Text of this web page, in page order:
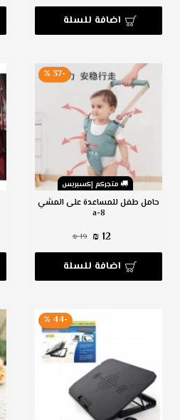
اضافة للسلة
متجركم إكسبريس
-37 %
حامل طفل للمساعدة على المشي
a-8
12 ₪
19 ₪
اضافة للسلة
-44 %